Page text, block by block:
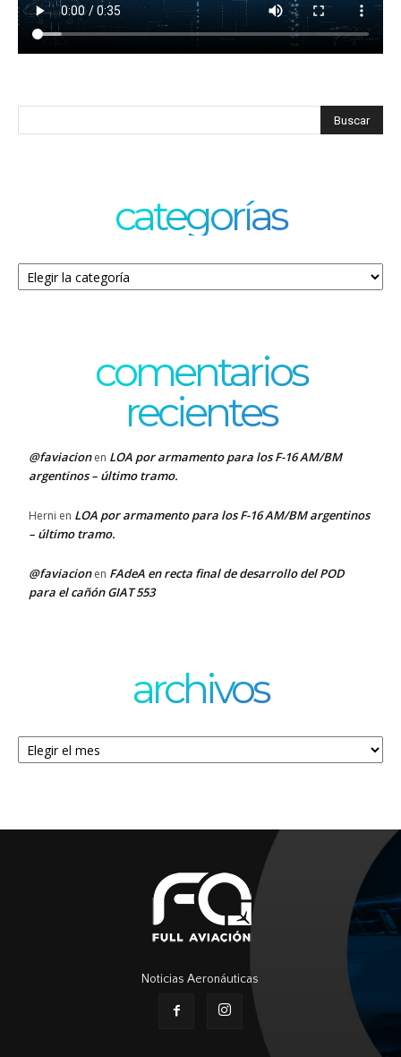
categorías
Categorías
comentarios
recientes
@faviacionen LOA por armamento para los F-16 AM/BM
argentinos – último tramo.
Herni en LOA por armamento para los F-16 AM/BM argentinos
– último tramo.
@faviacionen FAdeA en recta final de desarrollo del POD
para el cañón GIAT 553
archivos
Archivos
Noticias Aeronáuticas